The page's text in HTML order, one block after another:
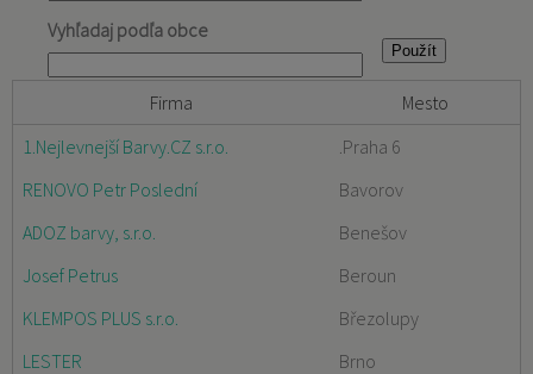
Vyhľadaj podľa obce
Firma
Mesto
1.Nejlevnejší Barvy.CZ s.r.o.
.Praha 6
RENOVO Petr Poslední
Bavorov
ADOZ barvy, s.r.o.
Benešov
Josef Petrus
Beroun
KLEMPOS PLUS s.r.o.
Březolupy
LESTER
Brno